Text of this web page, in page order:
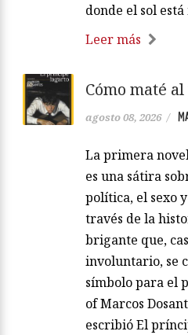
donde el sol
Leer más
Cómo maté
agosto 08, 2026 /
La primera
es una sátira
política, el sexo
través de la
brigante que,
involuntario, se
símbolo para el
of Marcos
escribió El